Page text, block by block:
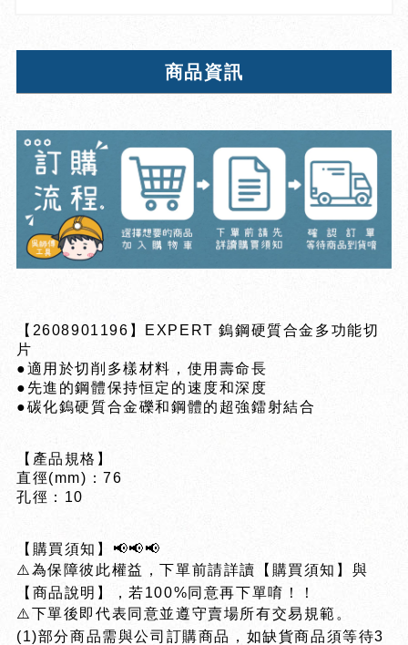
商品資訊
【2608901196】EXPERT 鎢鋼硬質合金多功能切
片
●適用於切削多樣材料，使用壽命長
●先進的鋼體保持恒定的速度和深度
●碳化鎢硬質合金礫和鋼體的超強鐳射結合
【產品規格】
直徑(mm)：76
孔徑：10
【購買須知】📢📢📢
⚠️為保障彼此權益，下單前請詳讀【購買須知】與
【商品說明】，若100%同意再下單唷！！
⚠️下單後即代表同意並遵守賣場所有交易規範。
(1)部分商品需與公司訂購商品，如缺貨商品須等待3